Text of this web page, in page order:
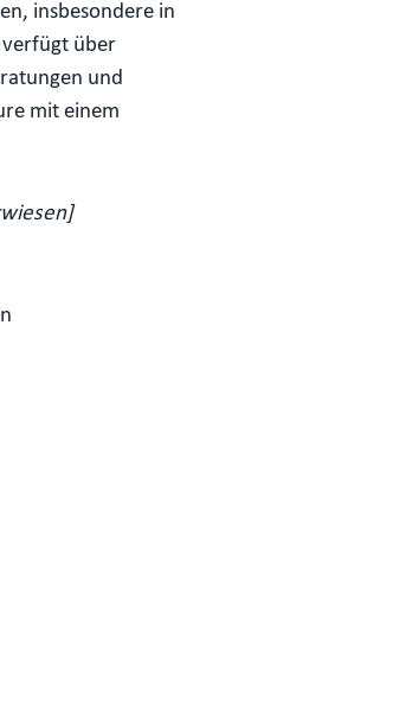
insbesondere in
verfügt über
und
mit einem